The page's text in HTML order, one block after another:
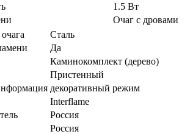
1.5 Вт
Очаг с дровами
Сталь
Да
Каминокомплект (дерево)
Пристенный
декоративный режим
Interflame
Россия
Россия